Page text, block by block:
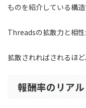
ものを紹介している構造
Threadsの拡散力と相性
拡散されればされるほ
報酬率のリアル